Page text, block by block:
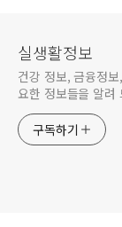
실생활정보
건강 정보, 금융정
요한 정보들을 알려
구독하기